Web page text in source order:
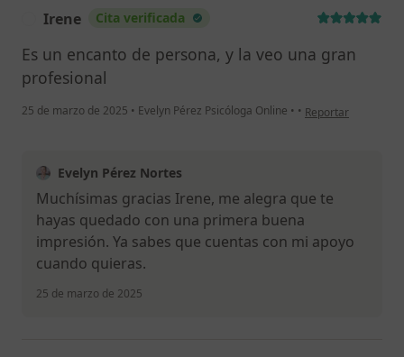
Irene Cita verificada
Es un encanto de persona, y la veo una gran
profesional
25 de marzo de 2025 • Evelyn Pérez Psicóloga Online • • en opinión del
Reportar
Evelyn Pérez Nortes
Muchísimas gracias Irene, me alegra que te
hayas quedado con una primera buena
impresión. Ya sabes que cuentas con mi apoyo
cuando quieras.
25 de marzo de 2025